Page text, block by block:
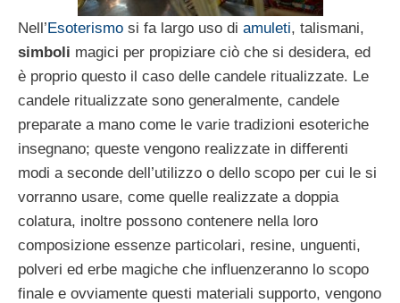
Nell’Esoterismo si fa largo uso di amuleti, talismani,
simboli magici per propiziare ciò che si desidera, ed
è proprio questo il caso delle candele ritualizzate. Le
candele ritualizzate sono generalmente, candele
preparate a mano come le varie tradizioni esoteriche
insegnano; queste vengono realizzate in differenti
modi a seconde dell’utilizzo o dello scopo per cui le si
vorranno usare, come quelle realizzate a doppia
colatura, inoltre possono contenere nella loro
composizione essenze particolari, resine, unguenti,
polveri ed erbe magiche che influenzeranno lo scopo
finale e ovviamente questi materiali supporto, vengono